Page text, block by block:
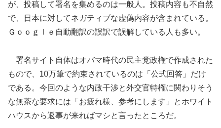
が、投稿して署名を集めるのは一般人。投稿内容も不自然
で、日本に対してネガティブな虚偽内容が含まれている。
Ｇｏｏｇｌｅ自動翻訳の誤訳で誤解している人も多い。
署名サイト自体はオバマ時代の民主党政権で作成された
もので、10万筆で約束されているのは「公式回答」だけ
である。今回のような内政干渉と外交官特権に関わりそう
な無茶な要求には「お疲れ様、参考にします」とホワイト
ハウスから返事が来ればマシと言ったところだ。